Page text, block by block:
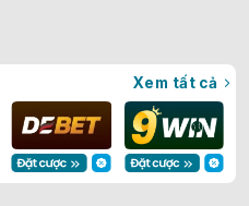
Xem tất cả